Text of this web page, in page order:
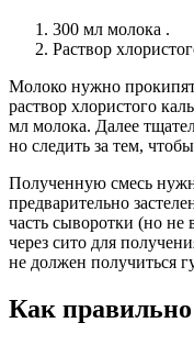
300 мл молока .
Раствор
Молоко нужно
раствор хлористого
мл молока. Далее
но следить за тем,
Полученную смесь
предварительно
часть сыворотки (но не
через сито для
не должен получиться
Как